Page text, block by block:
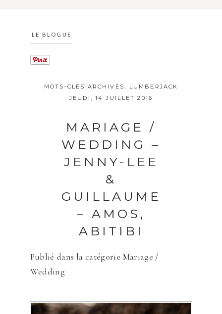
LE BLOGUE
MOTS-CLÉS ARCHIVÉS:
LUMBERJACK
JEUDI, 14 JUILLET 2016
MARIAGE /
WEDDING –
JENNY-LEE
&
GUILLAUME
– AMOS,
ABITIBI
Publié dans la catégorie Mariage /
Wedding